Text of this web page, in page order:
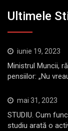
Ultimele
iunie 19, 2023
Ministrul Muncii,
pensiilor: „Nu
mai 31, 2023
STUDIU. Cum
studiu arată o